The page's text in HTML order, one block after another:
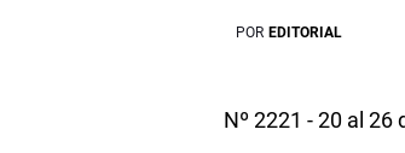
POR EDITORIAL
Nº 2221 - 20 al 26